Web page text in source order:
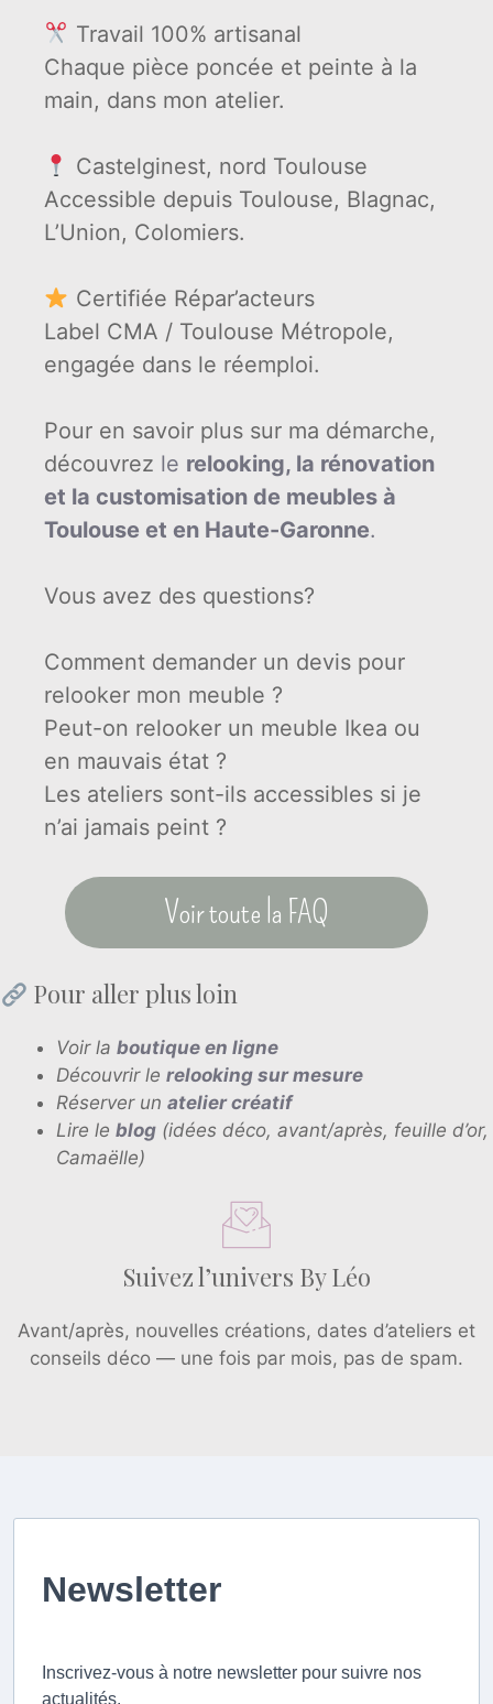
Travail 100% artisanal
Chaque pièce poncée et peinte à la
main, dans mon atelier.
Castelginest, nord Toulouse
Accessible depuis Toulouse, Blagnac,
L’Union, Colomiers.
Certifiée Répar’acteurs
Label CMA / Toulouse Métropole,
engagée dans le réemploi.
Pour en savoir plus sur ma démarche,
découvrez le relooking, la rénovation
et la customisation de meubles à
Toulouse et en Haute-Garonne.
Vous avez des questions?
Comment demander un devis pour
relooker mon meuble ?
Peut-on relooker un meuble Ikea ou
en mauvais état ?
Les ateliers sont-ils accessibles si je
n’ai jamais peint ?
Voir toute la FAQ
Pour aller plus loin
Voir la boutique en ligne
Découvrir le relooking sur mesure
Réserver un atelier créatif
Lire le blog (idées déco, avant/après, feuille d’or,
Camaëlle)
Suivez l’univers By Léo
Avant/après, nouvelles créations, dates d’ateliers et
conseils déco — une fois par mois, pas de spam.
Newsletter
Inscrivez-vous à notre newsletter pour suivre nos
actualités.